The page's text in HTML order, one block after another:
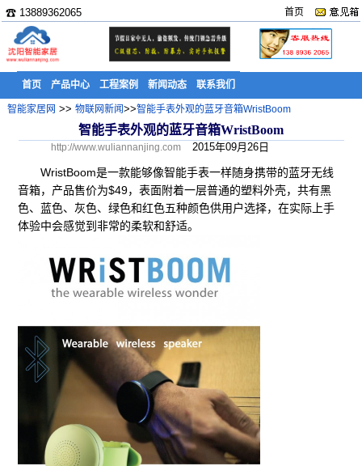
☎ 13889362065 首页
首页 产品中心 工程案例 新闻动态 联系我们
智能家居网 >> 物联网新闻>>智能手表外观的蓝牙音箱WristBoom
智能手表外观的蓝牙音箱WristBoom
http://www.wuliannanjing.com 2015年09月26日
WristBoom是一款能够像智能手表一样随身携带的蓝牙无线
音箱，产品售价为$49，表面附着一层普通的塑料外壳，共有黑
色、蓝色、灰色、绿色和红色五种颜色供用户选择，在实际上手
体验中会感觉到非常的柔软和舒适。